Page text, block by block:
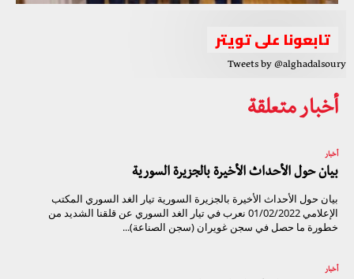
تابعونا على تويتر
Tweets by @alghadalsoury
أخبار متعلقة
أخبار
بيان حول الأحداث الأخيرة بالجزيرة السورية
بيان حول الأحداث الأخيرة بالجزيرة السورية تيار الغد السوري المكتب
الإعلامي 01/02/2022 نعرب في تيار الغد السوري عن قلقنا الشديد من
خطورة ما حصل في سجن غويران (سجن الصناعة)...
أخبار